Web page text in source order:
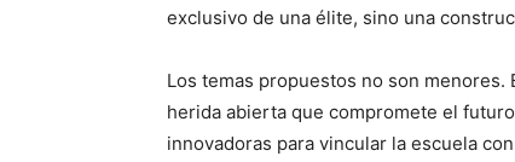
exclusivo de una élite, sino una
Los temas propuestos no son
herida abierta que compromete el
innovadoras para vincular la escuela